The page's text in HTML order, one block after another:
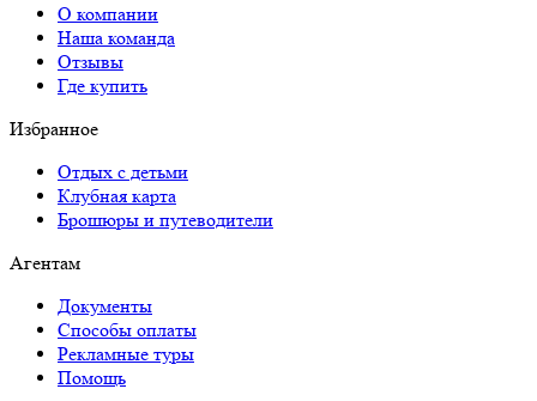
О компании
Наша команда
Отзывы
Где купить
Избранное
Отдых с детьми
Клубная карта
Брошюры и путеводители
Агентам
Документы
Способы оплаты
Рекламные туры
Помощь